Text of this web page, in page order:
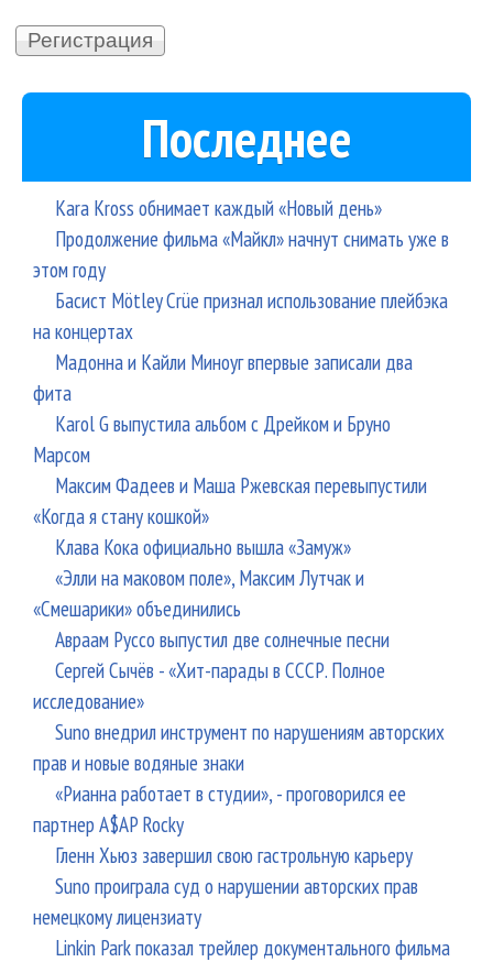
Последнее
Kara Kross обнимает каждый «Новый день»
Продолжение фильма «Майкл» начнут снимать уже в
этом году
Басист Mötley Crüe признал использование плейбэка
на концертах
Мадонна и Кайли Миноуг впервые записали два
фита
Karol G выпустила альбом с Дрейком и Бруно
Марсом
Максим Фадеев и Маша Ржевская перевыпустили
«Когда я стану кошкой»
Клава Кока официально вышла «Замуж»
«Элли на маковом поле», Максим Лутчак и
«Смешарики» объединились
Авраам Руссо выпустил две солнечные песни
Сергей Сычёв - «Хит-парады в СССР. Полное
исследование»
Suno внедрил инструмент по нарушениям авторских
прав и новые водяные знаки
«Рианна работает в студии», - проговорился ее
партнер A$AP Rocky
Гленн Хьюз завершил свою гастрольную карьеру
Suno проиграла суд о нарушении авторских прав
немецкому лицензиату
Linkin Park показал трейлер документального фильма